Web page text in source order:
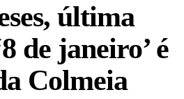
última
de janeiro’ é
Colmeia